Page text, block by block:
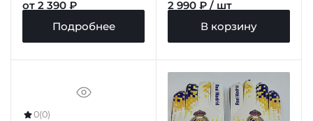
от 2 390 ₽
Подробнее
2 990 ₽ / шт
В корзину
0(0)